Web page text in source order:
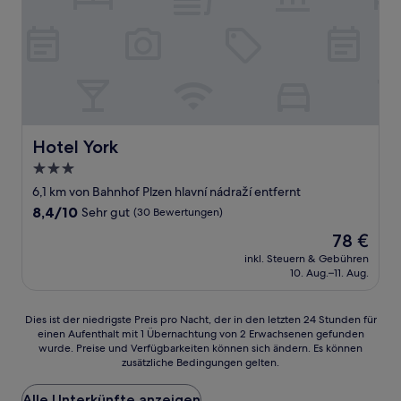
Hotel York
Hotel York
3.0-
Sterne-
Unterkunft
6,1 km von Bahnhof Plzen hlavní nádraží entfernt
8.4
8,4/10 Sehr gut (30 Bewertungen)
Der
Preis
beträgt
78 €
inkl. Steuern & Gebühren
10. Aug.–11. Aug.
Dies
der
Preis
Dies ist der niedrigste Preis pro Nacht, der in den letzten 24 Stunden für
einen Aufenthalt mit 1 Übernachtung von 2 Erwachsenen gefunden
wurde. Preise und Verfügbarkeiten können sich ändern. Es können
zusätzliche Bedingungen gelten.